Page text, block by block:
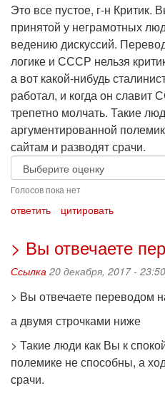
Это все пустое, г-н Критик.
принятой у неграмотных
ведению дискуссий.
логике и СССР нельзя
а вот какой-нибудь
работал, и когда он
трепетно молчать. Такие
аргументированной
сайтам и разводят срачи.
Голосов пока нет
ответить цитировать
> Вы отвечаете
Ссылка 20 декабря, 2017 -
> Вы отвечаете переводом
а двумя строчками ниже
> Такие люди как Вы к
полемике не способны, а
срачи.